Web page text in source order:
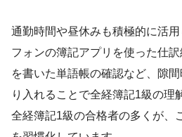
通勤時間や昼休みも積極的に活
フォンの簿記アプリを使った仕
を書いた単語帳の確認など、隙
り入れることで全経簿記1級の理
全経簿記1級の合格者の多くが、